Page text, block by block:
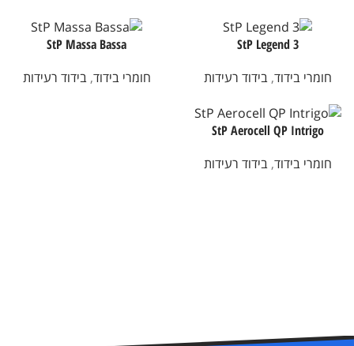
StP Legend 3
חומרי בידוד, בידוד רעידות
StP Massa Bassa
חומרי בידוד, בידוד רעידות
StP Aerocell QP Intrigo
חומרי בידוד, בידוד רעידות